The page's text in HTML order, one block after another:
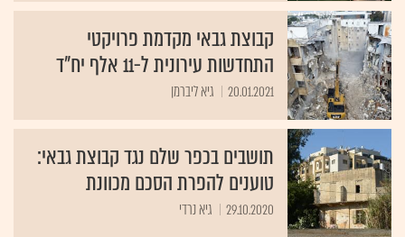
קבוצת גבאי מקדמת פרויקטי
התחדשות עירונית ל-11 אלף יח"ד
20.01.2021 גיא ליברמן
תושבים בכפר שלם נגד קבוצת גבאי:
טוענים להפרת הסכם מכוונת
29.10.2020 גיא נרדי